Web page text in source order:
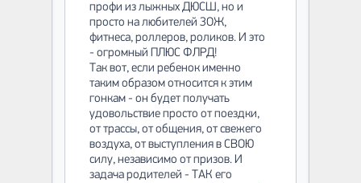
профи из лыжных ДЮСШ, но и
просто на любителей ЗОЖ,
фитнеса, роллеров, роликов. И это
- огромный ПЛЮС ФЛРД!
Так вот, если ребенок именно
таким образом относится к этим
гонкам - он будет получать
удовольствие просто от поездки,
от трассы, от общения, от свежего
воздуха, от выступления в СВОЮ
силу, независимо от призов. И
задача родителей - ТАК его